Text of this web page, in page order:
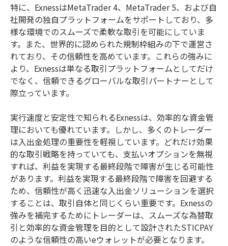
特に、ExnessはMetaTrader 4、MetaTrader 5、および自
社開発の独自プラットフォームをサポートしており、多
様な環境でのスムーズで柔軟な取引を可能にしていま
す。また、世界的に認められた規制枠組みの下で運営さ
れており、その信頼性を高めています。これらの強みに
より、Exnessは単なる取引プラットフォームとしてだけ
でなく、信頼できるグローバルな取引パートナーとして
際立っています。
実行速度と安定性で知られるExnessは、効率的な資金管
理においても優れています。しかし、多くのトレーダー
は入出金処理の重要性を軽視しています。どれだけ効果
的な取引戦略を持っていても、支払いオプションを無視
すれば、利益を実現する最終段階で障害が生じる可能性
があります。利益を実現する最終段階で障害を回避する
ため、信頼性が高く迅速な入出金ソリューションを選択
することは、取引自体と同じくらい重要です。Exnessの
強みを補完するためにトレーダーは、スムーズな為替取
引と効率的な資金管理を目的として設計されたSTICPAY
のような信頼性の高いeウォレットが必要となります。